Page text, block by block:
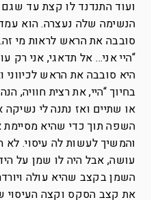
ועוד התנדנד לו קצת עד
הנשימה שלה נעצרה. הוא
סובבה את הראש לראות מי זה.
“היי אני… אל תדאגי, אני רק
היא סובבה את הראש לכיווני
בחיוך “היי, את רצית חוויה,
או שתיים ואז נתנה לי
השפה תוך כדי שהיא מסיימת
והמשיך לעשות לה עיסוי.
עושה, אבל היה לו שמן על
השמן בקצב שהיא עולה
את קצב הסקס וקצה העיסוי